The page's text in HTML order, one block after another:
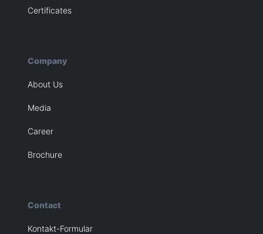
Certificates
Company
About Us
Media
Career
Brochure
Contact
Kontakt-Formular